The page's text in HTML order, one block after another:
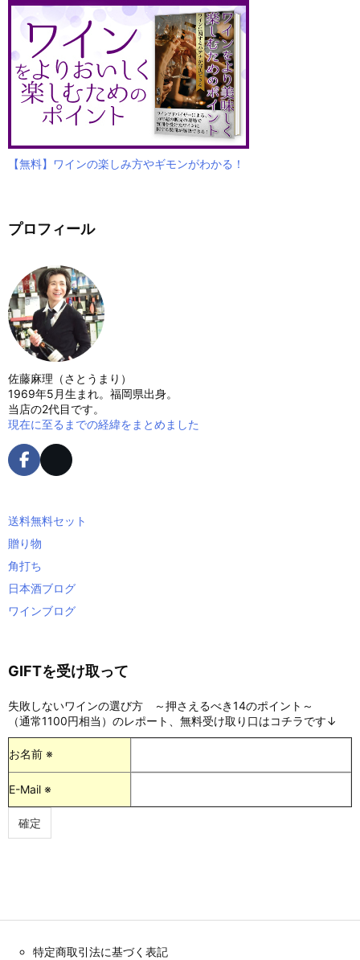
【無料】ワインの楽しみ方やギモンがわかる！
プロフィール
佐藤麻理（さとうまり）
1969年5月生まれ。福岡県出身。
当店の2代目です。
現在に至るまでの経緯をまとめました
送料無料セット
贈り物
角打ち
日本酒ブログ
ワインブログ
GIFTを受け取って
失敗しないワインの選び方 ～押さえるべき14のポイント～
（通常1100円相当）のレポート、無料受け取り口はコチラです↓
お名前 ※
E-Mail ※
特定商取引法に基づく表記